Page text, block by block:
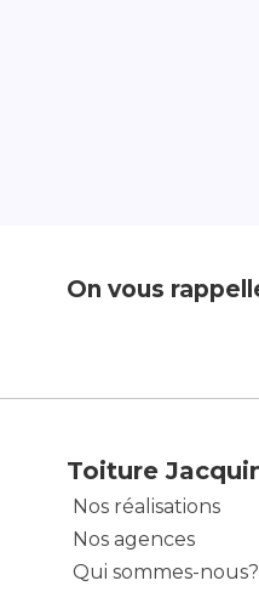
On vous
Toiture
Nos réalisations
Nos agences
Qui sommes-nous?